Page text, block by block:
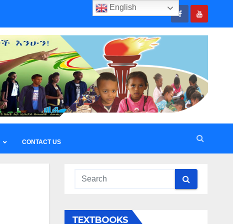
CONTACT US
TEXTBOOKS
English